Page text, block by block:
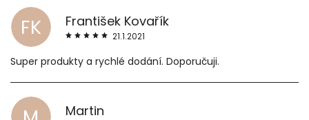
FK František Kovařík
21.1.2021
Super produkty a rychlé dodání. Doporučuji.
Martin